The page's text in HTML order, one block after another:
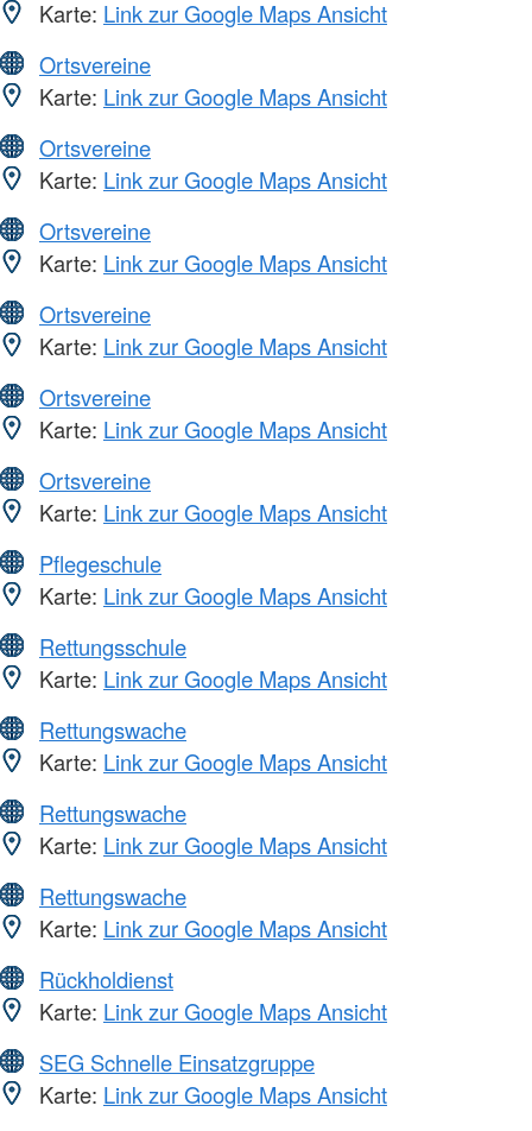
Karte: Link zur Google Maps Ansicht
Ortsvereine
Karte: Link zur Google Maps Ansicht
Ortsvereine
Karte: Link zur Google Maps Ansicht
Ortsvereine
Karte: Link zur Google Maps Ansicht
Ortsvereine
Karte: Link zur Google Maps Ansicht
Ortsvereine
Karte: Link zur Google Maps Ansicht
Ortsvereine
Karte: Link zur Google Maps Ansicht
Pflegeschule
Karte: Link zur Google Maps Ansicht
Rettungsschule
Karte: Link zur Google Maps Ansicht
Rettungswache
Karte: Link zur Google Maps Ansicht
Rettungswache
Karte: Link zur Google Maps Ansicht
Rettungswache
Karte: Link zur Google Maps Ansicht
Rückholdienst
Karte: Link zur Google Maps Ansicht
SEG Schnelle Einsatzgruppe
Karte: Link zur Google Maps Ansicht